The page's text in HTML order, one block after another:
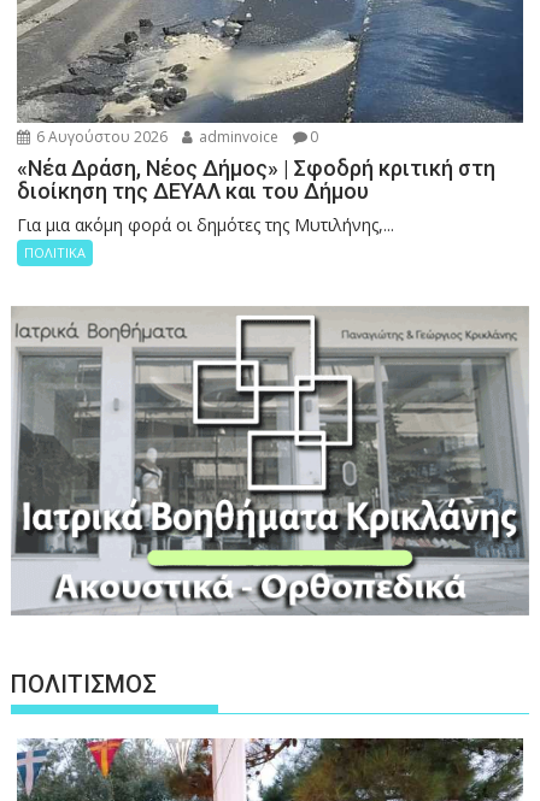
6 Αυγούστου 2026 adminvoice 0
«Νέα Δράση, Νέος Δήμος» | Σφοδρή κριτική στη
διοίκηση της ΔΕΥΑΛ και του Δήμου
Για μια ακόμη φορά οι δημότες της Μυτιλήνης,...
ΠΟΛΙΤΙΚΑ
ΠΟΛΙΤΙΣΜΟΣ